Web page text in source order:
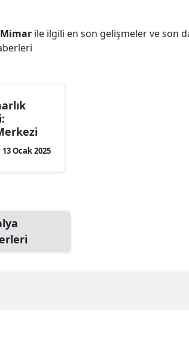
Mimar ile ilgili en son gelişmeler ve son
13 Ocak 2025